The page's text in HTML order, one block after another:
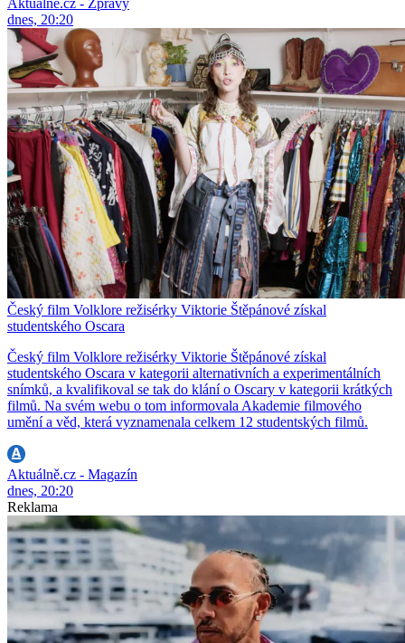
Aktuálně.cz - Zprávy
dnes, 20:20
Český film Volklore režisérky Viktorie Štěpánové získal
studentského Oscara
Český film Volklore režisérky Viktorie Štěpánové získal
studentského Oscara v kategorii alternativních a experimentálních
snímků, a kvalifikoval se tak do klání o Oscary v kategorii krátkých
filmů. Na svém webu o tom informovala Akademie filmového
umění a věd, která vyznamenala celkem 12 studentských filmů.
Aktuálně.cz - Magazín
dnes, 20:20
Reklama